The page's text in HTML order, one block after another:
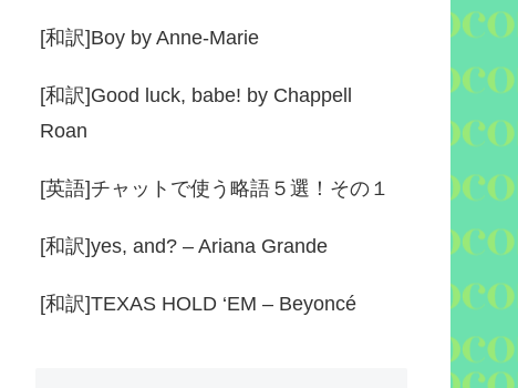
[和訳]Boy by Anne-Marie
[和訳]Good luck, babe! by Chappell
Roan
[英語]チャットで使う略語５選！その１
[和訳]yes, and? – Ariana Grande
[和訳]TEXAS HOLD ‘EM – Beyoncé